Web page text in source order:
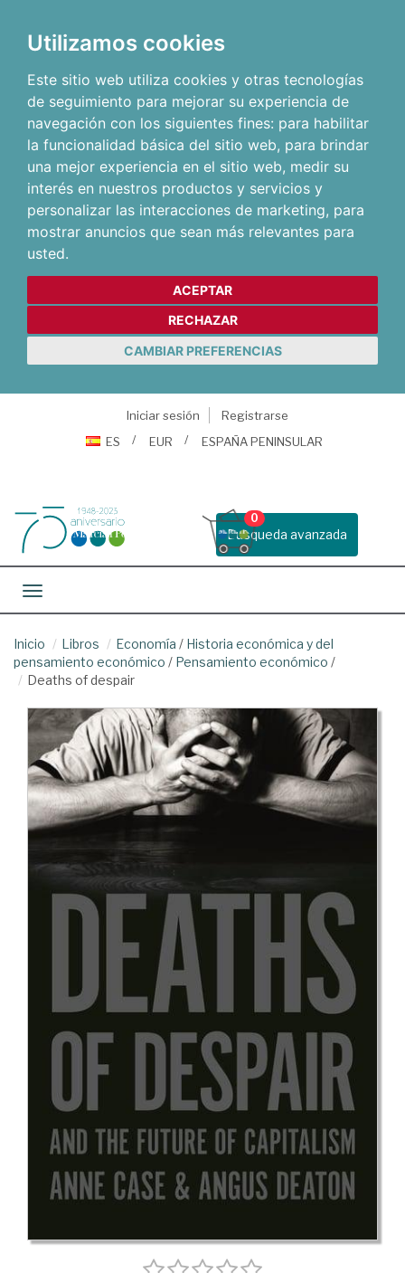
Utilizamos cookies
Este sitio web utiliza cookies y otras tecnologías
de seguimiento para mejorar su experiencia de
navegación con los siguientes fines: para habilitar
la funcionalidad básica del sitio web, para brindar
una mejor experiencia en el sitio web, medir su
interés en nuestros productos y servicios y
personalizar las interacciones de marketing, para
mostrar anuncios que sean más relevantes para
usted.
ACEPTAR
RECHAZAR
CAMBIAR PREFERENCIAS
Iniciar sesión
Registrarse
ES
EUR ESPAÑA PENINSULAR
Busqueda avanzada
0
Toggle navigation
Inicio Libros Economía / Historia económica y del
pensamiento económico / Pensamiento económico /
Deaths of despair